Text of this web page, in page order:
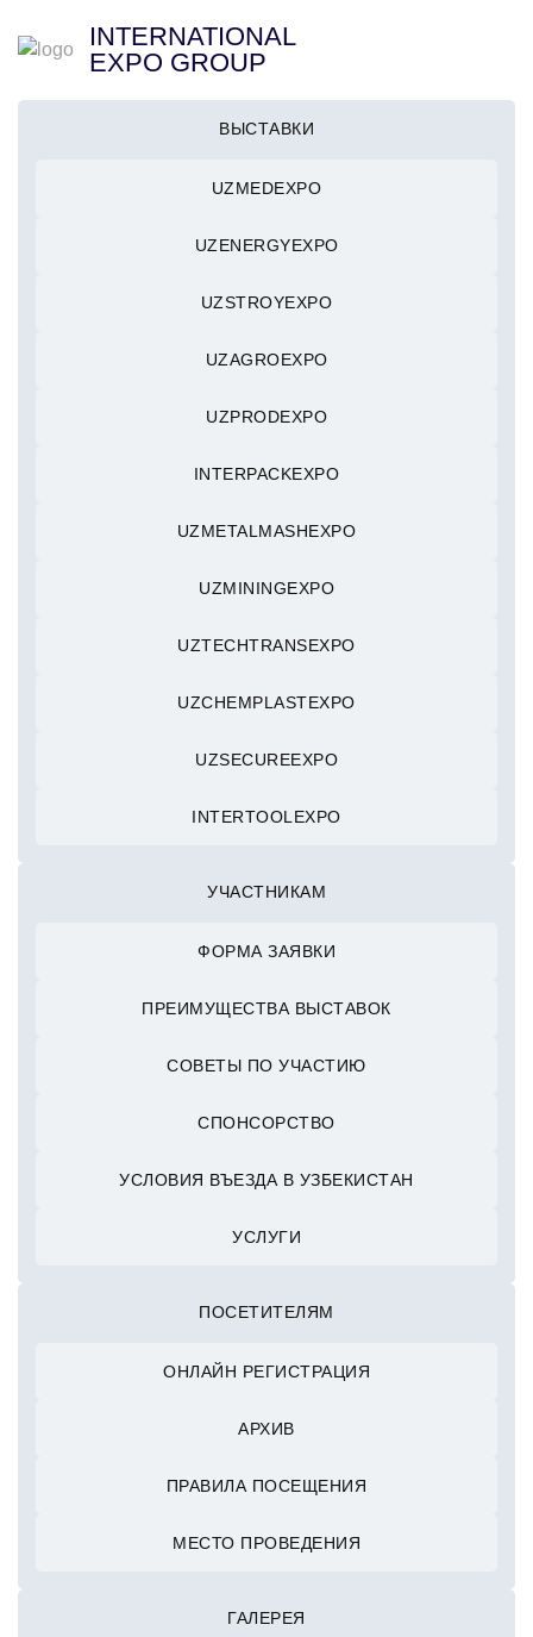
INTERNATIONAL
EXPO GROUP
ВЫСТАВКИ
UZMEDEXPO
UZENERGYEXPO
UZSTROYEXPO
UZAGROEXPO
UZPRODEXPO
INTERPACKEXPO
UZMETALMASHEXPO
UZMININGEXPO
UZTECHTRANSEXPO
UZCHEMPLASTEXPO
UZSECUREEXPO
INTERTOOLEXPO
УЧАСТНИКАМ
ФОРМА ЗАЯВКИ
ПРЕИМУЩЕСТВА ВЫСТАВОК
СОВЕТЫ ПО УЧАСТИЮ
СПОНСОРСТВО
УСЛОВИЯ ВЪЕЗДА В УЗБЕКИСТАН
УСЛУГИ
ПОСЕТИТЕЛЯМ
ОНЛАЙН РЕГИСТРАЦИЯ
АРХИВ
ПРАВИЛА ПОСЕЩЕНИЯ
МЕСТО ПРОВЕДЕНИЯ
ГАЛЕРЕЯ